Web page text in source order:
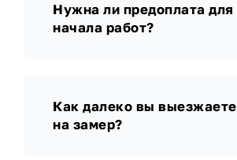
Нужна ли предоплата для
начала работ?
Как далеко вы выезжаете
на замер?